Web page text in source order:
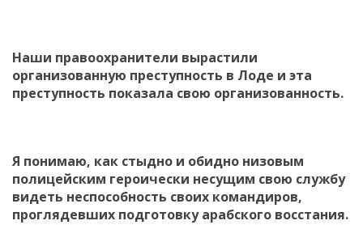
Наши правоохранители вырастили
организованную преступность в Лоде и эта
преступность показала свою организованность.
Я понимаю, как стыдно и обидно низовым
полицейским героически несущим свою службу
видеть неспособность своих командиров,
проглядевших подготовку арабского восстания.